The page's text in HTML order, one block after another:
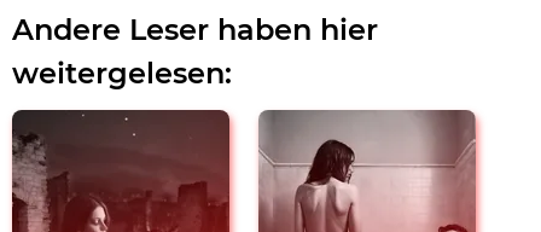
Andere Leser haben hier
weitergelesen: